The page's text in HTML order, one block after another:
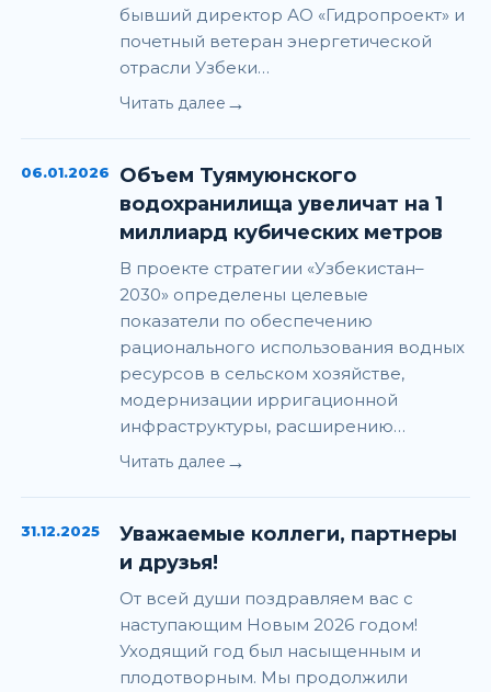
бывший директор АО «Гидропроект» и
почетный ветеран энергетической
отрасли Узбеки…
Читать далее →
06.01.2026
Объем Туямуюнского
водохранилища увеличат на 1
миллиард кубических метров
В проекте стратегии «Узбекистан–
2030» определены целевые
показатели по обеспечению
рационального использования водных
ресурсов в сельском хозяйстве,
модернизации ирригационной
инфраструктуры, расширению…
Читать далее →
31.12.2025
Уважаемые коллеги, партнеры
и друзья!
От всей души поздравляем вас с
наступающим Новым 2026 годом!
Уходящий год был насыщенным и
плодотворным. Мы продолжили